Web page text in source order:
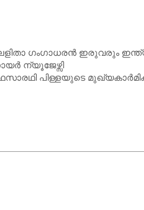
ഗംഗാധരൻ ഇരുവരും
ന്യൂജേഴ്സി
പിള്ളയുടെ